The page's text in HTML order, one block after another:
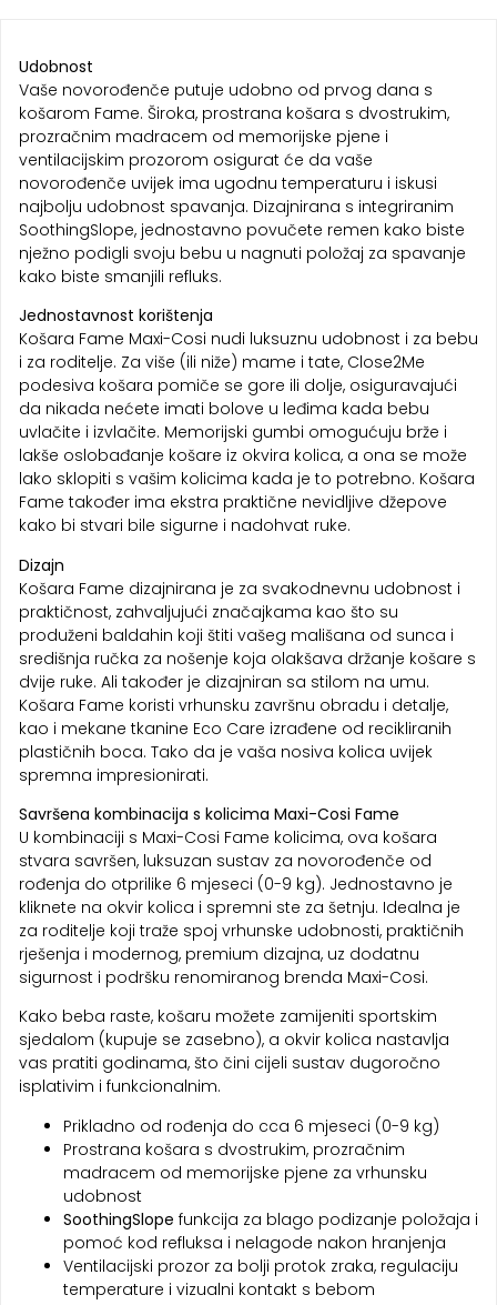
Udobnost
Vaše novorođenče putuje udobno od prvog dana s
košarom Fame. Široka, prostrana košara s dvostrukim,
prozračnim madracem od memorijske pjene i
ventilacijskim prozorom osigurat će da vaše
novorođenče uvijek ima ugodnu temperaturu i iskusi
najbolju udobnost spavanja. Dizajnirana s integriranim
SoothingSlope, jednostavno povučete remen kako biste
nježno podigli svoju bebu u nagnuti položaj za spavanje
kako biste smanjili refluks.
Jednostavnost korištenja
Košara Fame Maxi-Cosi nudi luksuznu udobnost i za bebu
i za roditelje. Za više (ili niže) mame i tate, Close2Me
podesiva košara pomiče se gore ili dolje, osiguravajući
da nikada nećete imati bolove u leđima kada bebu
uvlačite i izvlačite. Memorijski gumbi omogućuju brže i
lakše oslobađanje košare iz okvira kolica, a ona se može
lako sklopiti s vašim kolicima kada je to potrebno. Košara
Fame također ima ekstra praktične nevidljive džepove
kako bi stvari bile sigurne i nadohvat ruke.
Dizajn
Košara Fame dizajnirana je za svakodnevnu udobnost i
praktičnost, zahvaljujući značajkama kao što su
produženi baldahin koji štiti vašeg mališana od sunca i
središnja ručka za nošenje koja olakšava držanje košare s
dvije ruke. Ali također je dizajniran sa stilom na umu.
Košara Fame koristi vrhunsku završnu obradu i detalje,
kao i mekane tkanine Eco Care izrađene od recikliranih
plastičnih boca. Tako da je vaša nosiva kolica uvijek
spremna impresionirati.
Savršena kombinacija s kolicima Maxi-Cosi Fame
U kombinaciji s Maxi-Cosi Fame kolicima, ova košara
stvara savršen, luksuzan sustav za novorođenče od
rođenja do otprilike 6 mjeseci (0-9 kg). Jednostavno je
kliknete na okvir kolica i spremni ste za šetnju. Idealna je
za roditelje koji traže spoj vrhunske udobnosti, praktičnih
rješenja i modernog, premium dizajna, uz dodatnu
sigurnost i podršku renomiranog brenda Maxi-Cosi.
Kako beba raste, košaru možete zamijeniti sportskim
sjedalom (kupuje se zasebno), a okvir kolica nastavlja
vas pratiti godinama, što čini cijeli sustav dugoročno
isplativim i funkcionalnim.
Prikladno od rođenja do cca 6 mjeseci (0-9 kg)
Prostrana košara s dvostrukim, prozračnim
madracem od memorijske pjene za vrhunsku
udobnost
SoothingSlope funkcija za blago podizanje položaja i
pomoć kod refluksa i nelagode nakon hranjenja
Ventilacijski prozor za bolji protok zraka, regulaciju
temperature i vizualni kontakt s bebom